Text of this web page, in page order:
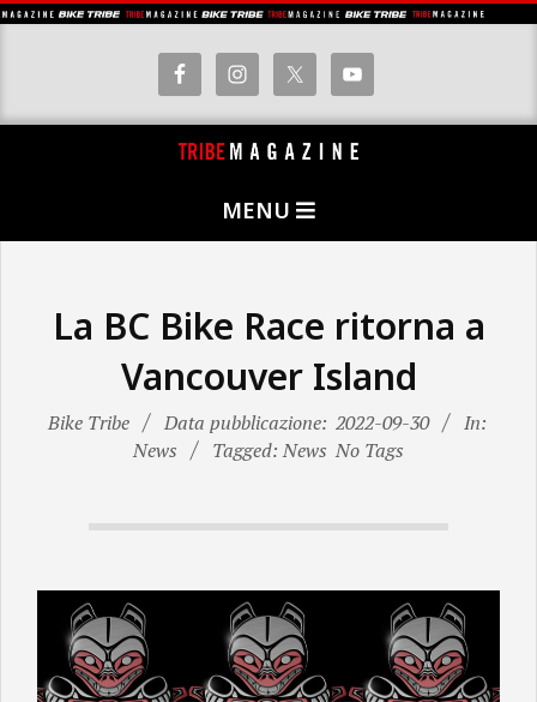
Skip
I
MENU
La BC Bike Race ritorna a
Vancouver Island
Bike Tribe Data pubblicazione: 2022-09-30
In:
News
Tagged: News No Tags